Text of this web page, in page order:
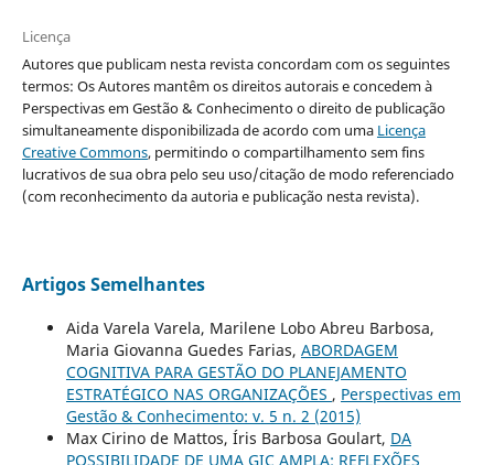
Licença
Autores que publicam nesta revista concordam com os seguintes
termos: Os Autores mantêm os direitos autorais e concedem à
Perspectivas em Gestão & Conhecimento o direito de publicação
simultaneamente disponibilizada de acordo com uma Licença
Creative Commons, permitindo o compartilhamento sem fins
lucrativos de sua obra pelo seu uso/citação de modo referenciado
(com reconhecimento da autoria e publicação nesta revista).
Artigos Semelhantes
Aida Varela Varela, Marilene Lobo Abreu Barbosa,
Maria Giovanna Guedes Farias, ABORDAGEM
COGNITIVA PARA GESTÃO DO PLANEJAMENTO
ESTRATÉGICO NAS ORGANIZAÇÕES , Perspectivas em
Gestão & Conhecimento: v. 5 n. 2 (2015)
Max Cirino de Mattos, Íris Barbosa Goulart, DA
POSSIBILIDADE DE UMA GIC AMPLA: REFLEXÕES